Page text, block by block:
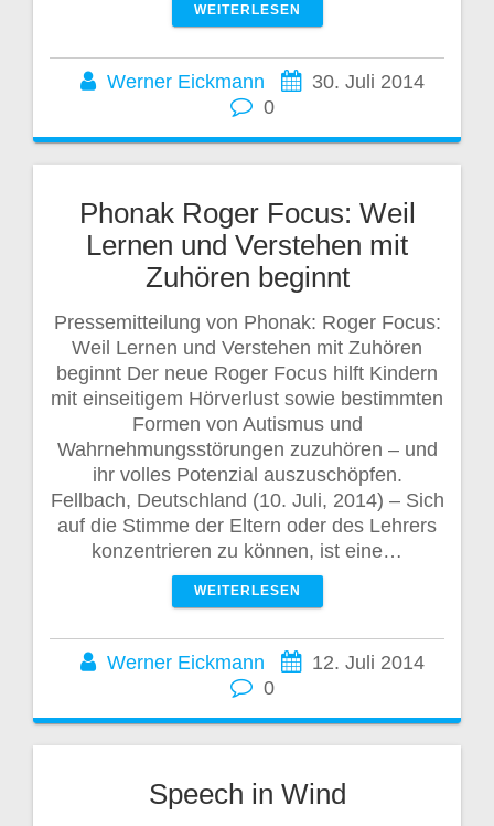
WEITERLESEN
Werner Eickmann
30. Juli 2014
0
Phonak Roger Focus: Weil
Lernen und Verstehen mit
Zuhören beginnt
Pressemitteilung von Phonak: Roger Focus:
Weil Lernen und Verstehen mit Zuhören
beginnt Der neue Roger Focus hilft Kindern
mit einseitigem Hörverlust sowie bestimmten
Formen von Autismus und
Wahrnehmungsstörungen zuzuhören – und
ihr volles Potenzial auszuschöpfen.
Fellbach, Deutschland (10. Juli, 2014) – Sich
auf die Stimme der Eltern oder des Lehrers
konzentrieren zu können, ist eine…
WEITERLESEN
Werner Eickmann
12. Juli 2014
0
Speech in Wind